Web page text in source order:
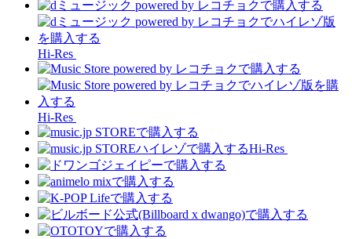
Hi-Res
Hi-Res
Hi-Res